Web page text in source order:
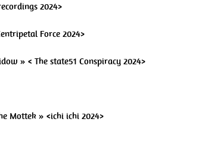
2024>
Force 2024>
» < The state51 Conspiracy 2024>
Mottek » <ichi ichi 2024>